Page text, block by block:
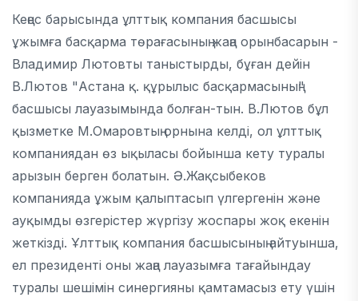
Кеңес барысында ұлттық компания басшысы
ұжымға басқарма төрағасының жаңа орынбасарын -
Владимир Лютовты таныстырды, бұған дейін
В.Лютов "Астана қ. құрылыс басқармасының"
басшысы лауазымында болған-тын. В.Лютов бұл
қызметке М.Омаровтың орнына келді, ол ұлттық
компаниядан өз ықыласы бойынша кету туралы
арызын берген болатын. Ә.Жақсыбеков
компанияда ұжым қалыптасып үлгергенін және
ауқымды өзгерістер жүргізу жоспары жоқ екенін
жеткізді. Ұлттық компания басшысының айтуынша,
ел президенті оны жаңа лауазымға тағайындау
туралы шешімін синергияны қамтамасыз ету үшін